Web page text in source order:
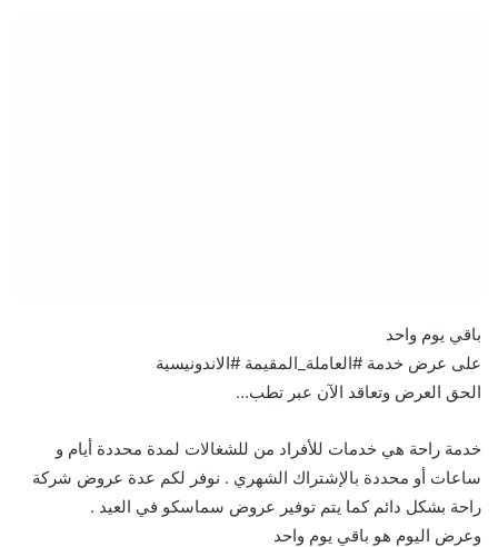
باقي يوم واحد
على عرض خدمة #العاملة_المقيمة #الاندونيسية
الحق العرض وتعاقد الآن عبر تطب…
خدمة راحة هي خدمات للأفراد من للشغالات لمدة محددة أيام و
ساعات أو محددة بالإشتراك الشهري . نوفر لكم عدة عروض شركة
راحة بشكل دائم كما يتم توفير عروض سماسكو في العيد .
وعرض اليوم هو باقي يوم واحد